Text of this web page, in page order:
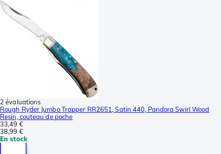
2 évaluations
Rough Ryder Jumbo Trapper RR2651, Satin 440, Pandora Swirl Wood
Resin, couteau de poche
33,49 €
38,99 €
En stock